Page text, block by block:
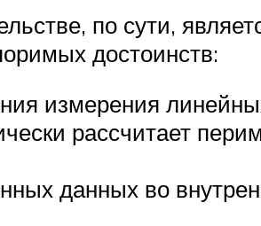
по сути,
достоинств:
измерения
рассчитает
данных во